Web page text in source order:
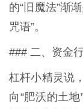
的“旧魔法”渐
咒语”。
### 二、资金
杠杆小精灵说
向“肥沃的土